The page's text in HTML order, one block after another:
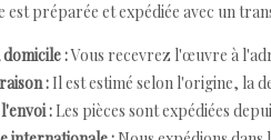
préparée et expédiée avec un
:Vous recevrez l'œuvre à
: Il est estimé selon l'origine, la
: Les pièces sont expédiées